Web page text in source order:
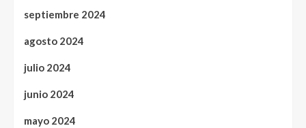
septiembre 2024
agosto 2024
julio 2024
junio 2024
mayo 2024